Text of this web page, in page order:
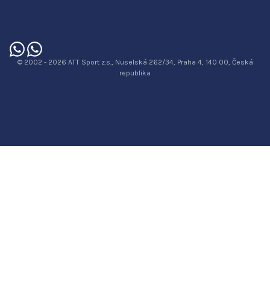
© 2002 - 2026 ATT Sport z.s., Nuselská 262/34, Praha 4, 140 00, Česká
republika